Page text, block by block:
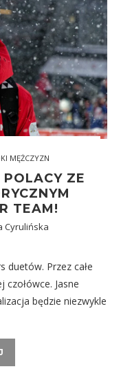
MĘŻCZYZN
ZE
TEAM!
Cyrulińska
duetów. Przez całe
czołówce. Jasne
będzie niezwykle